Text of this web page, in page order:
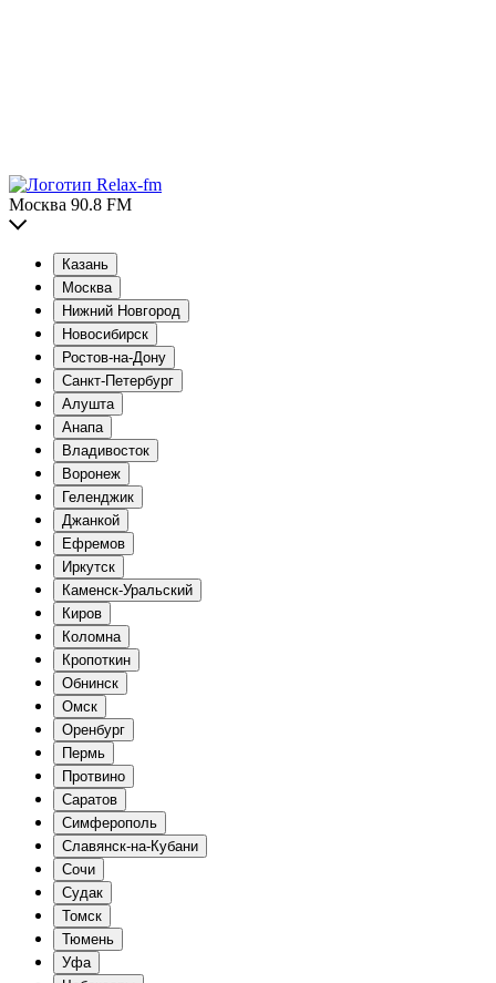
Москва 90.8 FM
Казань
Москва
Нижний Новгород
Новосибирск
Ростов-на-Дону
Санкт-Петербург
Алушта
Анапа
Владивосток
Воронеж
Геленджик
Джанкой
Ефремов
Иркутск
Каменск-Уральский
Киров
Коломна
Кропоткин
Обнинск
Омск
Оренбург
Пермь
Протвино
Саратов
Симферополь
Славянск-на-Кубани
Сочи
Судак
Томск
Тюмень
Уфа